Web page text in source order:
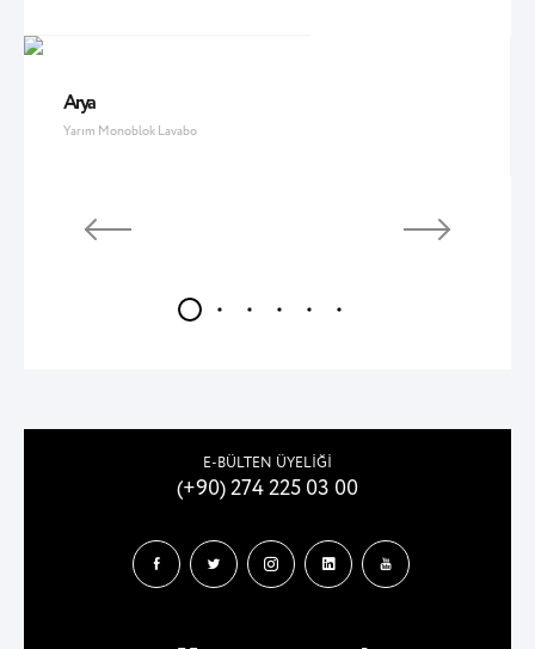
Arya
Yarım Monoblok Lavabo
E-BÜLTEN ÜYELİĞİ
(+90) 274 225 03 00